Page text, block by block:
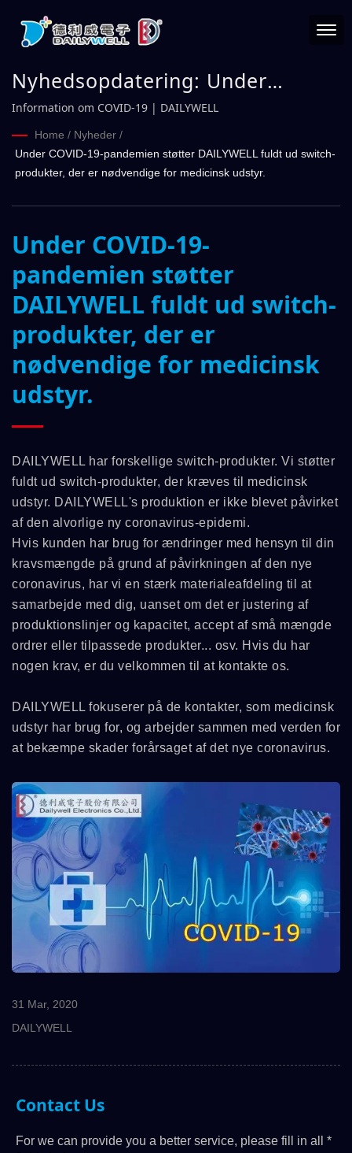
Nyhedsopdatering: Under
COVID-19-pandemien støtter
DAILYWELL fuldt ud switch-
produkter, der er nødvendige for
Information om COVID-19 | DAILYWELL
Home / Nyheder /
Under COVID-19-pandemien støtter DAILYWELL fuldt ud switch-
produkter, der er nødvendige for medicinsk udstyr.
Under COVID-19-
pandemien støtter
DAILYWELL fuldt ud switch-
produkter, der er
nødvendige for medicinsk
udstyr.
DAILYWELL har forskellige switch-produkter. Vi støtter
fuldt ud switch-produkter, der kræves til medicinsk
udstyr. DAILYWELL's produktion er ikke blevet påvirket
af den alvorlige ny coronavirus-epidemi.
Hvis kunden har brug for ændringer med hensyn til din
kravsmængde på grund af påvirkningen af den nye
coronavirus, har vi en stærk materialeafdeling til at
samarbejde med dig, uanset om det er justering af
produktionslinjer og kapacitet, accept af små mængde
ordrer eller tilpassede produkter... osv. Hvis du har
nogen krav, er du velkommen til at kontakte os.
DAILYWELL fokuserer på de kontakter, som medicinsk
udstyr har brug for, og arbejder sammen med verden for
at bekæmpe skader forårsaget af det nye coronavirus.
31 Mar, 2020
DAILYWELL